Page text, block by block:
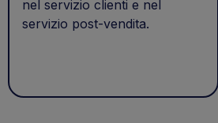
nel servizio clienti e nel
servizio post-vendita.